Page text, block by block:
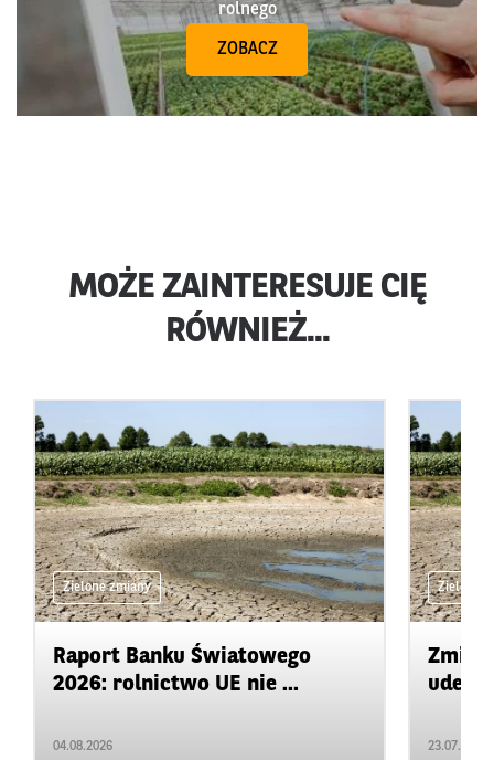
rolnego
ZOBACZ
MOŻE ZAINTERESUJE CIĘ
RÓWNIEŻ...
Zielone zmiany
Raport Banku Światowego
2026: rolnictwo UE nie ...
04.08.2026
Zielone
23.07.2026